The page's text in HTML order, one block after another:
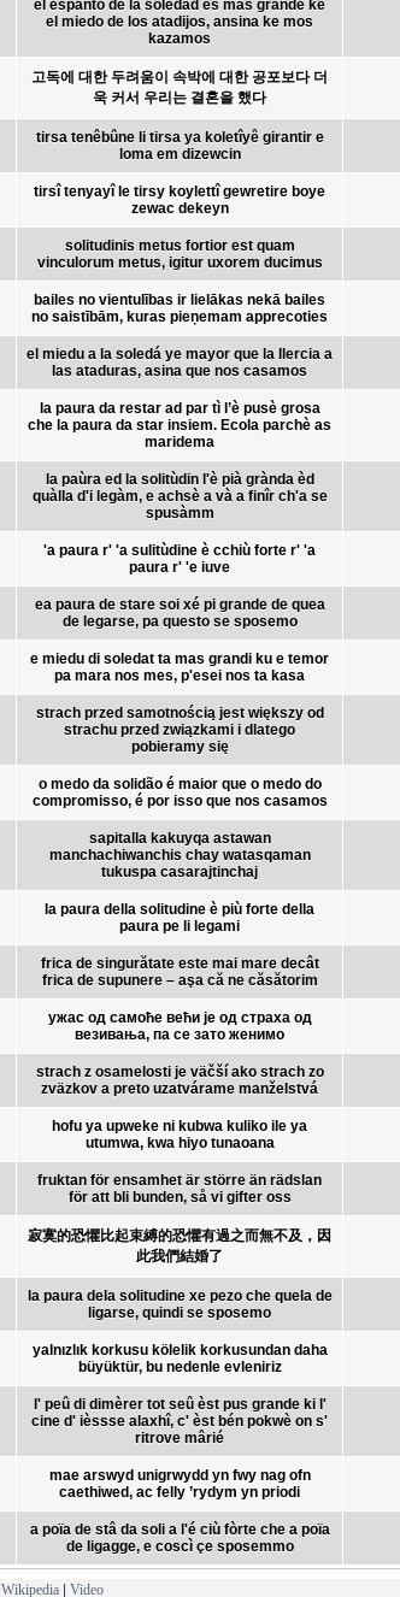
el espanto de la soledad es mas grande ke
el miedo de los atadijos, ansina ke mos
kazamos
고독에 대한 두려움이 속박에 대한 공포보다 더
욱 커서 우리는 결혼을 했다
tirsa tenêbûne li tirsa ya koletîyê girantir e
loma em dizewcin
tirsî tenyayî le tirsy koylettî gewretire boye
zewac dekeyn
solitudinis metus fortior est quam
vinculorum metus, igitur uxorem ducimus
bailes no vientulības ir lielākas nekā bailes
no saistībām, kuras pieņemam apprecoties
el miedu a la soledá ye mayor que la llercia a
las ataduras, asina que nos casamos
la paura da restar ad par tì l’è pusè grosa
che la paura da star insiem. Ecola parchè as
maridema
la paùra ed la solitùdin l'è pià grànda èd
quàlla d'i legàm, e achsè a và a finîr ch'a se
spusàmm
'a paura r' 'a sulitùdine è cchiù forte r' 'a
paura r' 'e iuve
ea paura de stare soi xé pi grande de quea
de legarse, pa questo se sposemo
e miedu di soledat ta mas grandi ku e temor
pa mara nos mes, p'esei nos ta kasa
strach przed samotnością jest większy od
strachu przed związkami i dlatego
pobieramy się
o medo da solidão é maior que o medo do
compromisso, é por isso que nos casamos
sapitalla kakuyqa astawan
manchachiwanchis chay watasqaman
tukuspa casarajtinchaj
la paura della solitudine è più forte della
paura pe li legami
frica de singurătate este mai mare decât
frica de supunere – aşa că ne căsătorim
ужас од самоће већи је од страха од
везивања, па се зато женимо
strach z osamelosti je väčší ako strach zo
zväzkov a preto uzatvárame manželstvá
hofu ya upweke ni kubwa kuliko ile ya
utumwa, kwa hiyo tunaoana
fruktan för ensamhet är större än rädslan
för att bli bunden, så vi gifter oss
寂寞的恐懼比起束縛的恐懼有過之而無不及，因
此我們結婚了
la paura dela solitudine xe pezo che quela de
ligarse, quindi se sposemo
yalnızlık korkusu kölelik korkusundan daha
büyüktür, bu nedenle evleniriz
l' peû di dimèrer tot seû èst pus grande ki l'
cine d' ièssse alaxhî, c' èst bén pokwè on s'
ritrove mârié
mae arswyd unigrwydd yn fwy nag ofn
caethiwed, ac felly ’rydym yn priodi
a poïa de stâ da soli a l'é ciù fòrte che a poïa
de ligagge, e coscì çe sposemmo
Wikipedia | Video